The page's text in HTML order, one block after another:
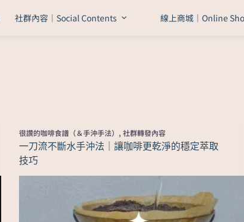
社群內容｜Social Contents 線上商城｜Online
很讚的咖啡食譜（＆手沖手法） ,社群轉發內容
一刀流不斷水手沖法｜讓咖啡更乾淨的穩定萃取
技巧